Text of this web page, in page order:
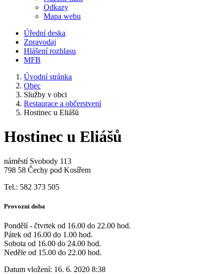
Odkazy
Mapa webu
Úřední deska
Zpravodaj
Hlášení rozhlasu
MFB
Úvodní stránka
Obec
Služby v obci
Restaurace a občerstvení
Hostinec u Eliášů
Hostinec u Eliášů
náměstí Svobody 113
798 58 Čechy pod Kosířem
Tel.: 582 373 505
Provozní doba
Pondělí - čtvrtek od 16.00 do 22.00 hod.
Pátek od 16.00 do 1.00 hod.
Sobota od 16.00 do 24.00 hod.
Neděle od 15.00 do 22.00 hod.
Datum vložení: 16. 6. 2020 8:38